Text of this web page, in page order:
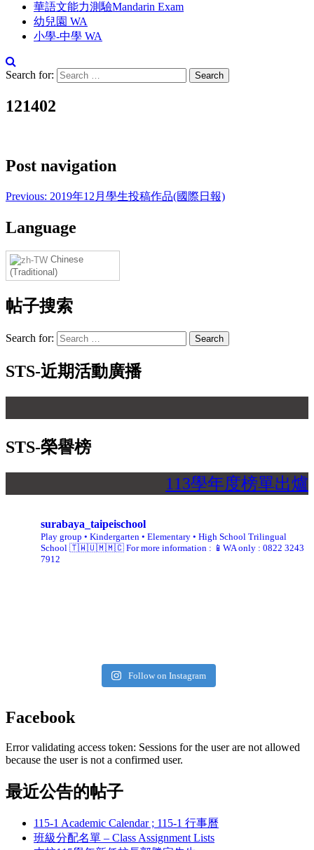
華語文能力測驗Mandarin Exam
幼兒園 WA
小學-中學 WA
Search for:
121402
Post navigation
Previous: 2019年12月學生投稿作品(國際日報)
Language
Chinese
(Traditional)
帖子搜索
Search for:
STS-近期活動廣播
STS-榮譽榜
113學年度榜單出
surabaya_taipeischool
Play group • Kindergarten • Elementary • High School Trilingual
School 🇹🇼🇺🇲🇲🇨 For more information : 📱WA only : 0822 3243
7912
Follow on Instagram
Facebook
Error validating access token: Sessions for the user are not allowed
because the user is not a confirmed user.
最近公告的帖子
115-1 Academic Calendar ; 115-1 行事曆
班級分配名單 – Class Assignment Lists